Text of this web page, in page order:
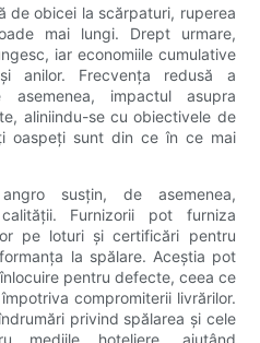
de obicei la scărpaturi, ruperea
mai lungi. Drept urmare,
iar economiile cumulative
anilor. Frecvența redusă a
asemenea, impactul asupra
aliniindu-se cu obiectivele de
oaspeți sunt din ce în ce mai
susțin, de asemenea,
Furnizorii pot furniza
pe loturi și certificări pentru
la spălare. Aceștia pot
pentru defecte, ceea ce
compromiterii livrărilor.
privind spălarea și cele